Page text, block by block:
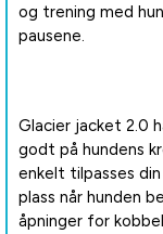
og trening med
pausene.
Glacier jacket 2.0
godt på hundens
enkelt tilpasses
plass når hunden
åpninger for